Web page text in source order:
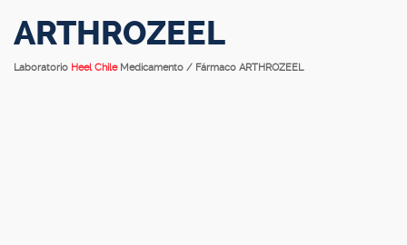
ARTHROZEEL
Laboratorio Heel Chile Medicamento / Fármaco ARTHROZEEL